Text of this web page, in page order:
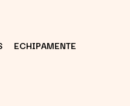
ECHIPAMENTE